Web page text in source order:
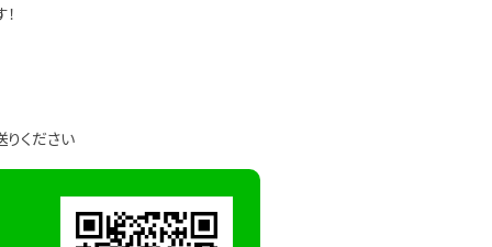
ください